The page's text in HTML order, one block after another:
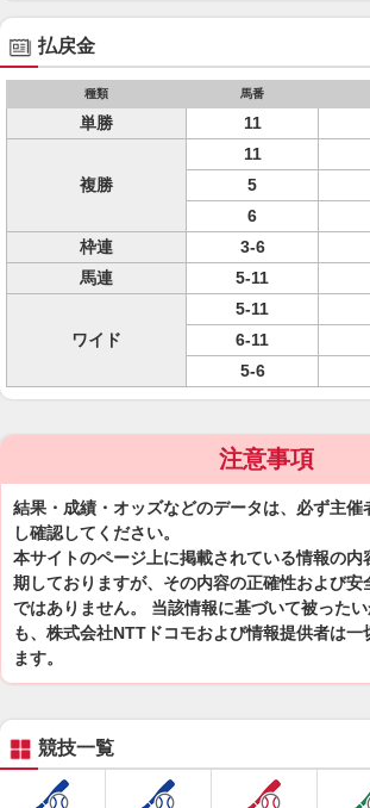
払戻金
種類 馬番
単勝 11
複勝
11
5
6
枠連
3-6
馬連
5-11
ワイド
5-11
6-11
5-6
注意事項
結果・成績・オッズなどのデータは、必ず主催
し確認してください。
本サイトのページ上に掲載されている情報の内
期しておりますが、その内容の正確性および安
ではありません。 当該情報に基づいて被った
も、株式会社NTTドコモおよび情報提供者は一
ます。
競技一覧